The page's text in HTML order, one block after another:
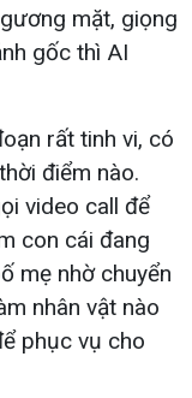
mặt, giọng
gốc thì AI
rất tinh vi, có
điểm nào.
video call để
con cái đang
mẹ nhờ chuyển
nhân vật nào
phục vụ cho